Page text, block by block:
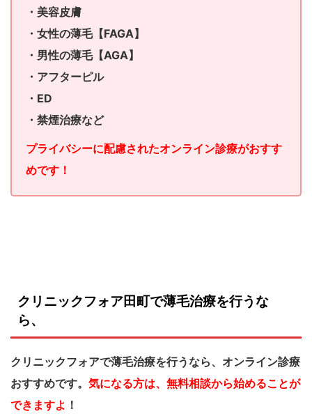
・美容皮膚
・女性の薄毛【FAGA】
・男性の薄毛【AGA】
・アフターピル
・ED
・禁煙治療など
プライバシーに配慮されたオンライン診療がおすす
めです！
クリニックフォア田町で薄毛治療を行うな
ら、
クリニックフォアで薄毛治療を行うなら、オンライン診療
おすすめです。 気になる方は、無料相談から始めることが
できますよ ！